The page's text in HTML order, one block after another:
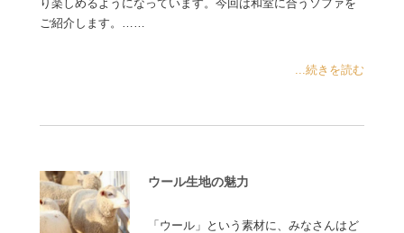
り楽しめるようになっています。今回は和室に合うソファを
ご紹介します。……
...続きを読む
ウール生地の魅力
「ウール」という素材に、みなさんはど